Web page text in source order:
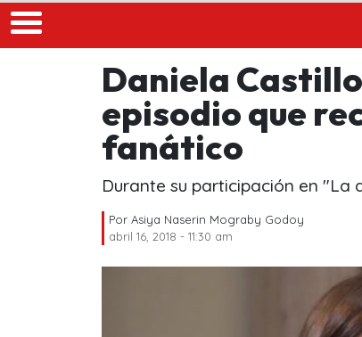
Daniela
episodio que
fanático
Durante su participación en
Por Asiya Naserin Mograby Godoy
abril 16, 2018 - 11:30 am